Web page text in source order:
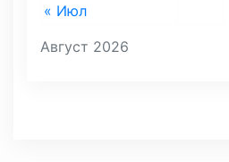
Август 2026
« Июл